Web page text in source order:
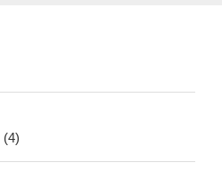
(4)